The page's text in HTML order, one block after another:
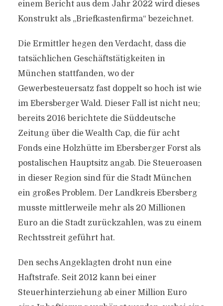
einem Bericht aus dem Jahr 2022 wird dieses
Konstrukt als „Briefkastenfirma“ bezeichnet.
Die Ermittler hegen den Verdacht, dass die
tatsächlichen Geschäftstätigkeiten in
München stattfanden, wo der
Gewerbesteuersatz fast doppelt so hoch ist wie
im Ebersberger Wald. Dieser Fall ist nicht neu;
bereits 2016 berichtete die Süddeutsche
Zeitung über die Wealth Cap, die für acht
Fonds eine Holzhütte im Ebersberger Forst als
postalischen Hauptsitz angab. Die Steueroasen
in dieser Region sind für die Stadt München
ein großes Problem. Der Landkreis Ebersberg
musste mittlerweile mehr als 20 Millionen
Euro an die Stadt zurückzahlen, was zu einem
Rechtsstreit geführt hat.
Den sechs Angeklagten droht nun eine
Haftstrafe. Seit 2012 kann bei einer
Steuerhinterziehung ab einer Million Euro